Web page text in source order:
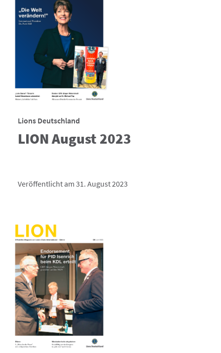
Lions Deutschland
LION August 2023
Veröffentlicht am 31. August 2023